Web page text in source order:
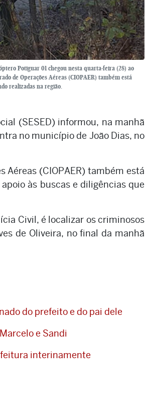
Potiguar 01 chegou nesta quarta-feira (28) ao
de Operações Aéreas (CIOPAER) também está
realizadas na região.
(SESED) informou, na manhã
no município de João Dias, no
Aéreas (CIOPAER) também está
às buscas e diligências que
Civil, é localizar os criminosos
de Oliveira, no final da manhã
do prefeito e do pai dele
e Sandi
interinamente